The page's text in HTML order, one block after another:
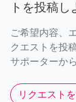
トを投稿し
ご希望内容、
クエストを投
サポーターか
リクエスト